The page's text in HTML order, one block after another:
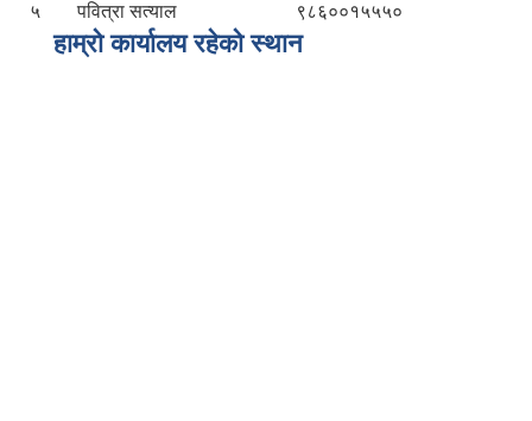
५
पवित्रा सत्याल ९८६००१५५५०
हाम्रो कार्यालय रहेको स्थान